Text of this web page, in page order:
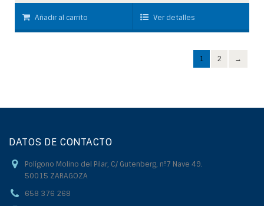
Añadir al carrito Ver detalles
1 2 →
DATOS DE CONTACTO
Polígono Molino del Pilar, C/ Gutenberg, nº7 Nave 49.
50015 ZARAGOZA
658 376 268